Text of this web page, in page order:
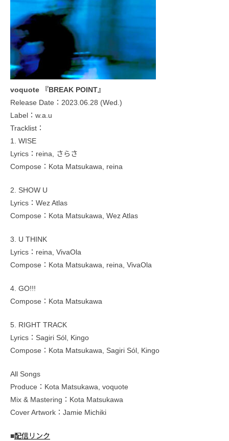
voquote 『BREAK POINT』
Release Date：2023.06.28 (Wed.)
Label：w.a.u
Tracklist：
1. WISE
Lyrics：reina, さらさ
Compose：Kota Matsukawa, reina
2. SHOW U
Lyrics：Wez Atlas
Compose：Kota Matsukawa, Wez Atlas
3. U THINK
Lyrics：reina, VivaOla
Compose：Kota Matsukawa, reina, VivaOla
4. GO!!!
Compose：Kota Matsukawa
5. RIGHT TRACK
Lyrics：Sagiri Sól, Kingo
Compose：Kota Matsukawa, Sagiri Sól, Kingo
All Songs
Produce：Kota Matsukawa, voquote
Mix & Mastering：Kota Matsukawa
Cover Artwork：Jamie Michiki
■配信リンク